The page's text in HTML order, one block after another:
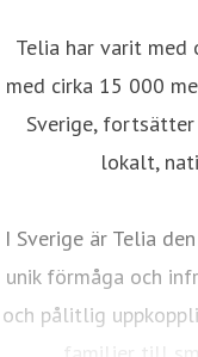
Telia har varit med
med cirka 15 000
Sverige,
lokalt,
I Sverige är Telia
unik förmåga och
och pålitlig